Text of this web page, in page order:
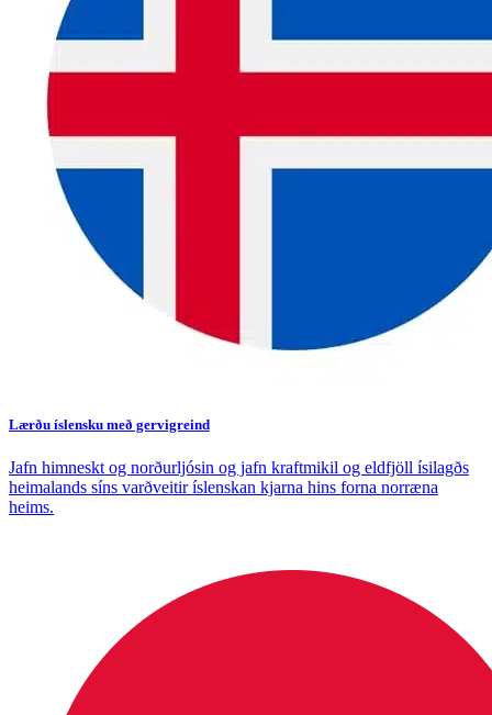
Lærðu íslensku með gervigreind
Jafn himneskt og norðurljósin og jafn kraftmikil og eldfjöll ísilagðs
heimalands síns varðveitir íslenskan kjarna hins forna norræna
heims.